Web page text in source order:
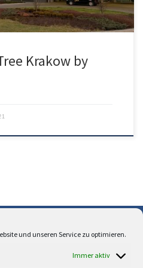
und unseren Service zu optimieren.
Immer aktiv
Krakow by